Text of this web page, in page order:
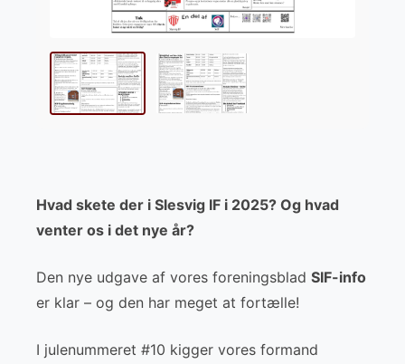
Hvad skete der i Slesvig IF i 2025? Og hvad
venter os i det nye år?
Den nye udgave af vores foreningsblad SIF-info
er klar – og den har meget at fortælle!
I julenummeret #10 kigger vores formand